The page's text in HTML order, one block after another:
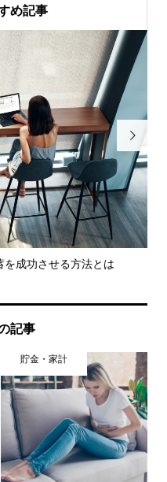
め記事
成功させる方法とは

記事
貯金・家計